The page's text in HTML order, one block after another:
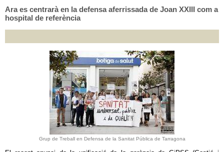
Ara es centrarà en la defensa aferrissada de Joan XXIII com a
hospital de referència
Grup de Treball en Defensa de la Sanitat Pública de Tarragona